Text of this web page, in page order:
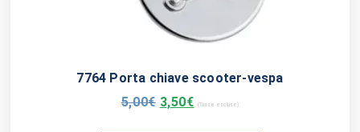
7764 Porta chiave scooter-vespa
5,00€ 3,50€ (Tasse escluse)